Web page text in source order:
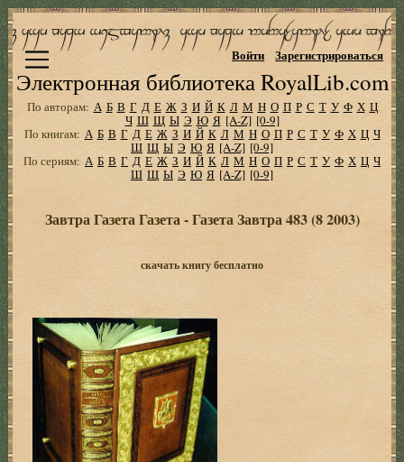
Электронная библиотека RoyalLib.com
Войти Зарегистрироваться
По авторам: А Б В Г Д Е Ж З И Й К Л М Н О П Р С Т У Ф Х Ц
Ч Ш Щ Ы Э Ю Я [A-Z] [0-9]
По книгам: А Б В Г Д Е Ж З И Й К Л М Н О П Р С Т У Ф Х Ц Ч
Ш Щ Ы Э Ю Я [A-Z] [0-9]
По сериям: А Б В Г Д Е Ж З И Й К Л М Н О П Р С Т У Ф Х Ц Ч
Ш Щ Ы Э Ю Я [A-Z] [0-9]
Завтра Газета Газета - Газета Завтра 483 (8 2003)
скачать книгу бесплатно